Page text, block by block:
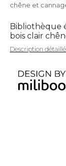
chêne et
Bibliothèque
bois clair
Description